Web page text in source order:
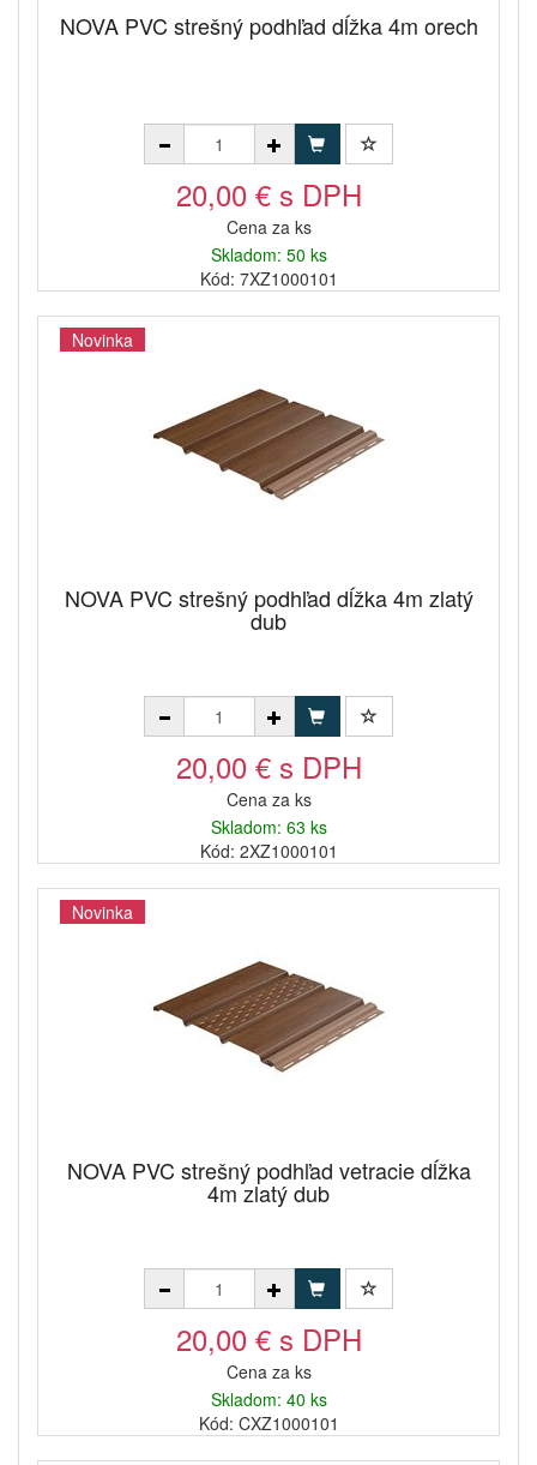
NOVA PVC strešný podhľad dĺžka 4m orech
20,00 € s DPH
Cena za ks
Skladom: 50 ks
Kód: 7XZ1000101
Novinka
NOVA PVC strešný podhľad dĺžka 4m zlatý
dub
20,00 € s DPH
Cena za ks
Skladom: 63 ks
Kód: 2XZ1000101
Novinka
NOVA PVC strešný podhľad vetracie dĺžka
4m zlatý dub
20,00 € s DPH
Cena za ks
Skladom: 40 ks
Kód: CXZ1000101